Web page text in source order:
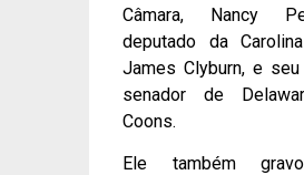
Câmara, Nancy
deputado da
James Clyburn, e
senador de
Coons.
Ele também